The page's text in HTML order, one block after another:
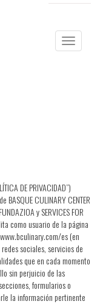
DE PRIVACIDAD”)
CULINARY CENTER
y SERVICES FOR
como usuario de la página
es (en
sociales, servicios de
que en cada momento
sin perjuicio de las
formularios o
la información pertinente